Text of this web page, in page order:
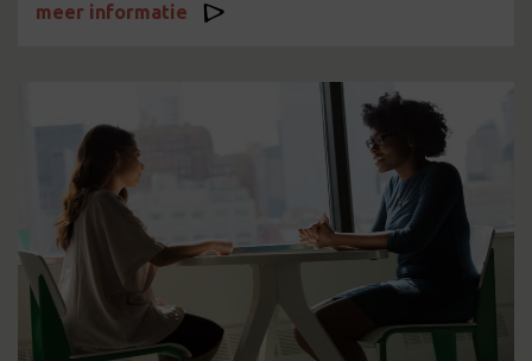
meer informatie